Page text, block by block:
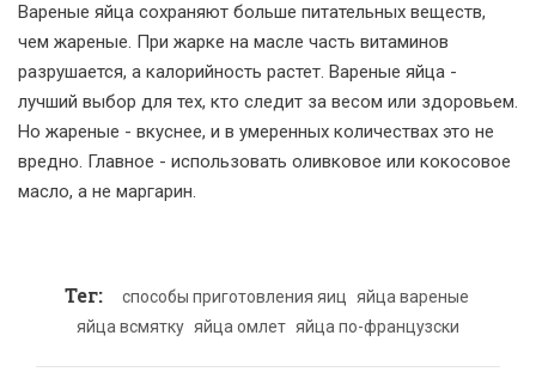
Вареные яйца сохраняют больше питательных веществ,
чем жареные. При жарке на масле часть витаминов
разрушается, а калорийность растет. Вареные яйца -
лучший выбор для тех, кто следит за весом или здоровьем.
Но жареные - вкуснее, и в умеренных количествах это не
вредно. Главное - использовать оливковое или кокосовое
масло, а не маргарин.
Тег: способы приготовления яиц яйца вареные
яйца всмятку яйца омлет яйца по-французски